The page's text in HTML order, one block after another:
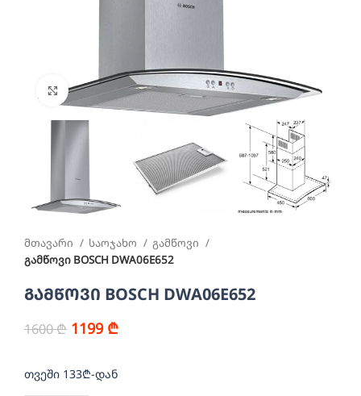
სურათის გადიდება
მთავარი საოჯახო
გამწოვი
გამწოვი BOSCH DWA06E652
გამწოვი BOSCH DWA06E652
1600₾ 1199 ₾
თვეში 133₾-დან